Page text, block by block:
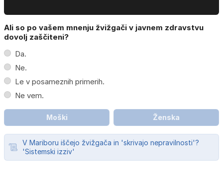
Ali so po vašem mnenju žvižgači v javnem zdravstvu
dovolj zaščiteni?
Da.
Ne.
Le v posameznih primerih.
Ne vem.
Moški Ženska
V Mariboru iščejo žvižgača in 'skrivajo nepravilnosti'?
'Sistemski izziv'